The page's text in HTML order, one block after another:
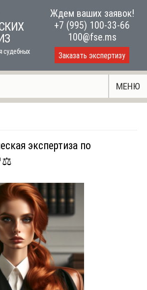
судебных
Ждем ваших заявок!
+7 (995) 100-33-66
100@fse.ms
Заказать экспертизу
МЕНЮ
экспертиза по